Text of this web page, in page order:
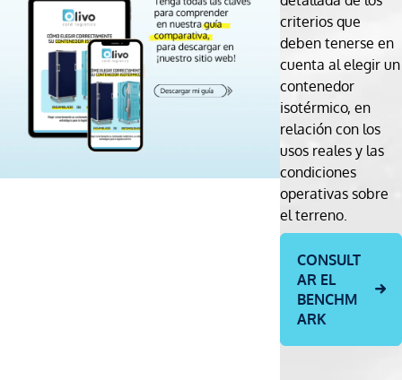
criterios que
deben tenerse en
cuenta al elegir un
contenedor
isotérmico, en
relación con los
usos reales y las
condiciones
operativas sobre
el terreno.
CONSULT
AR EL
BENCHM
ARK